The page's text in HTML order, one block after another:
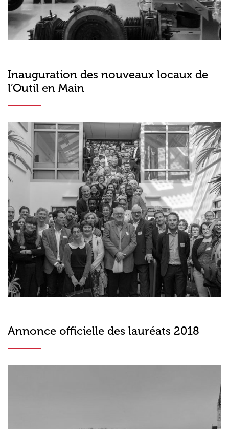
Inauguration des nouveaux locaux de
l’Outil en Main
Annonce officielle des lauréats 2018